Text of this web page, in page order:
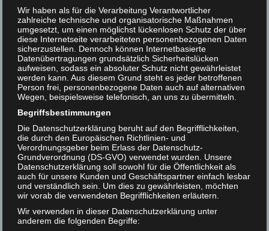
Inga Albrecht, Paulina Triesch,Torge Plückhahn und
Wir haben als für die Verarbeitung Verantwortlicher
zahlreiche technische und organisatorische Maßnahmen
umgesetzt, um einen möglichst lückenlosen Schutz der über
diese Internetseite verarbeiteten personenbezogenen Daten
sicherzustellen. Dennoch können Internetbasierte
Datenübertragungen grundsätzlich Sicherheitslücken
aufweisen, sodass ein absoluter Schutz nicht gewährleistet
werden kann. Aus diesem Grund steht es jeder betroffenen
Person frei, personenbezogene Daten auch auf alternativen
Wegen, beispielsweise telefonisch, an uns zu übermitteln.
Begriffsbestimmungen
Die Datenschutzerklärung beruht auf den Begrifflichkeiten,
die durch den Europäischen Richtlinien- und
Verordnungsgeber beim Erlass der Datenschutz-
Grundverordnung (DS-GVO) verwendet wurden. Unsere
Datenschutzerklärung soll sowohl für die Öffentlichkeit als
auch für unsere Kunden und Geschäftspartner einfach lesbar
und verständlich sein. Um dies zu gewährleisten, möchten
wir vorab die verwendeten Begrifflichkeiten erläutern.
Wir verwenden in dieser Datenschutzerklärung unter
anderem die folgenden Begriffe: